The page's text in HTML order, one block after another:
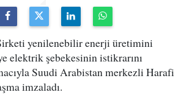
yenilenebilir enerji üretimini
elektrik şebekesinin istikrarını
Suudi Arabistan merkezli Harafi
imzaladı.